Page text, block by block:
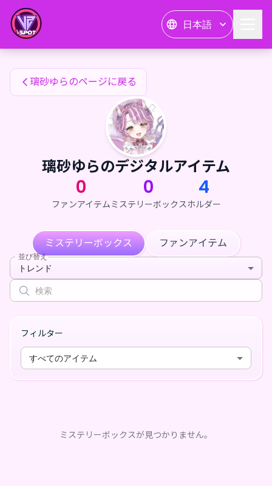
日本語
璃砂ゆらのファンアイテム
璃砂ゆらのページに戻る
璃砂ゆらのデジタルアイテム
0
ファンアイテム
0
ミステリーボックス
4
ホルダー
ミステリーボックス ファンアイテム
並び替え
トレンド
フィルター
すべてのアイテム
ミステリーボックスが見つかりません。
璃砂ゆらのファンアイテム — 24karat